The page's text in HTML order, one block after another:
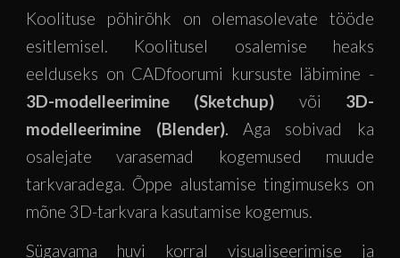
Koolituse põhirõhk on olemasolevate tööde
esitlemisel. Koolitusel osalemise heaks
eelduseks on CADfoorumi kursuste läbimine -
3D-modelleerimine (Sketchup) või
3D-
modelleerimine (Blender). Aga sobivad ka
osalejate varasemad kogemused muude
tarkvaradega. Õppe alustamise tingimuseks on
mõne 3D-tarkvara kasutamise kogemus.
Sügavama huvi korral visualiseerimise ja